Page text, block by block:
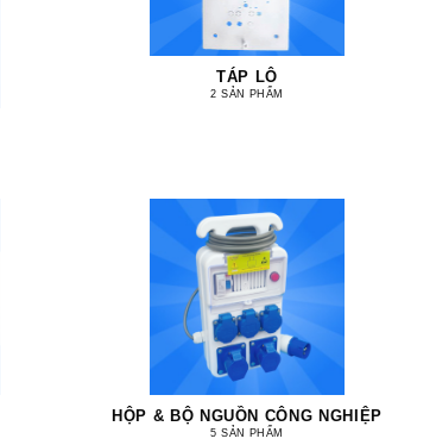
TÁP LÔ
2 SẢN PHẨM
HỘP & BỘ NGUỒN CÔNG NGHIỆP
5 SẢN PHẨM